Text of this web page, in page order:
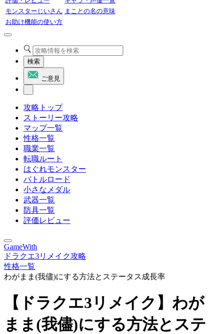
モンスターじいさん まことの名の意味
お助け機能の使い方
検索
ご意見
攻略トップ
ストーリー攻略
マップ一覧
性格一覧
職業一覧
転職ルート
はぐれモンスター
バトルロード
小さなメダル
武器一覧
防具一覧
評価レビュー
GameWith
ドラクエ3リメイク攻略
性格一覧
わがまま(我儘)にする方法とステータス成長率
【ドラクエ3リメイク】わが
まま(我儘)にする方法とステ